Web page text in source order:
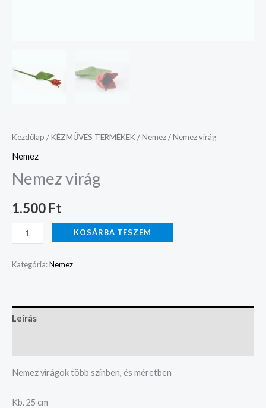
Kezdőlap /KÉZMŰVES TERMÉKEK /Nemez/ Nemez virág
Nemez
Nemez virág
1.500 Ft
KOSÁRBA TESZEM
Kategória:Nemez
Leírás
Nemez virágok több színben, és méretben
Kb. 25 cm